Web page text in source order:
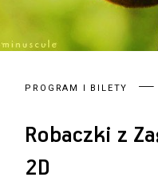
PROGRAM I BILETY
Robaczki z
2D